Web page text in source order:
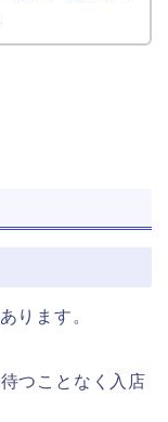
ります。
つことなく入店